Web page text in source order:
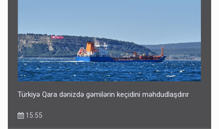
İlham Əliyev müharibədə də, sülhdə də qalib gəldi -
Hikmət Hacıyev
Türkiyə Qara dənizdə gəmilərin keçidini məhdudlaşdırır
15:55